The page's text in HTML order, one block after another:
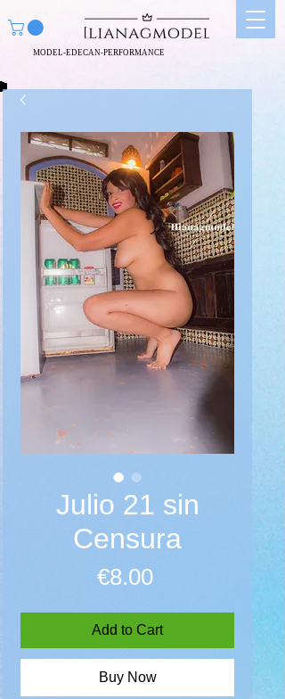
MODEL-EDECAN-PERFORMANCE
Julio 21 sin
Censura
€8.00Price
Add to Cart
Buy Now